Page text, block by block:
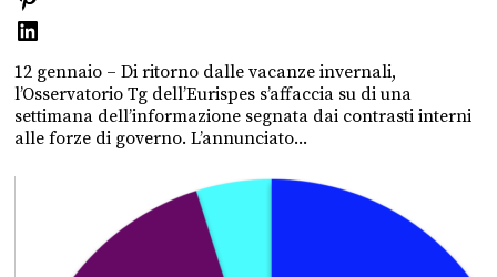
12 gennaio – Di ritorno dalle vacanze invernali,
l’Osservatorio Tg dell’Eurispes s’affaccia su di una
settimana dell’informazione segnata dai contrasti interni
alle forze di governo. L’annunciato...